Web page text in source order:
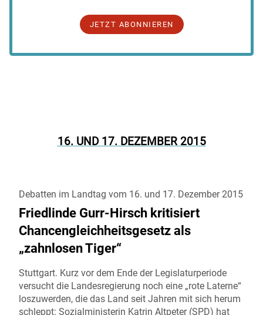
JETZT ABONNIEREN
16. UND 17. DEZEMBER 2015
Debatten im Landtag vom 16. und 17. Dezember 2015
Friedlinde Gurr-Hirsch kritisiert
Chancengleichheitsgesetz als
„zahnlosen Tiger“
Stuttgart. Kurz vor dem Ende der Legislaturperiode
versucht die Landesregierung noch eine „rote Laterne“
loszuwerden, die das Land seit Jahren mit sich herum
schleppt: Sozialministerin Katrin Altpeter (SPD) hat